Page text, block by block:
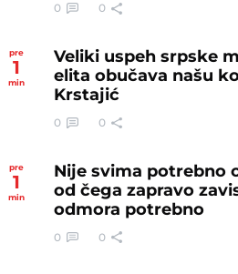
0 0
pre
1
min
Veliki uspeh srpske
elita obučava našu
Krstajić
0 0
pre
1
min
Nije svima potrebno
od čega zapravo
odmora potrebno
0 0